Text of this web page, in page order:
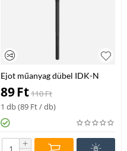
Ejot műanyag dübel IDK-N
8/60x155mm THR
89Ft110Ft
1 db (89 Ft/ db)
+